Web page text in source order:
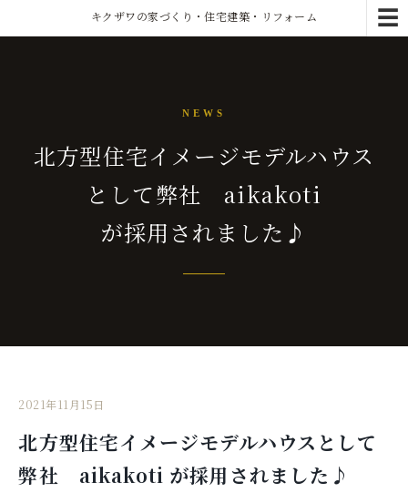
☰
キクザワの家づくり・住宅建築・リフォーム
NEWS
北方型住宅イメージモデルハウス
として弊社 aikakoti
が採用されました♪
2021年11月15日
北方型住宅イメージモデルハウスとして
弊社 aikakoti が採用されました♪